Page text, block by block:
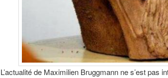
L’actualité de Maximilien Bruggmann ne s’est pas